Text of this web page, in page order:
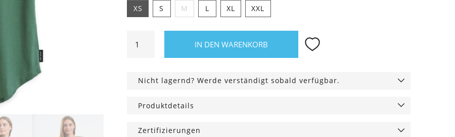
XS
S M L XL XXL
Asheville
Hendl
Menge
IN DEN WARENKORB
Nicht lagernd? Werde verständigt sobald verfügbar.
Produktdetails
Zertifizierungen